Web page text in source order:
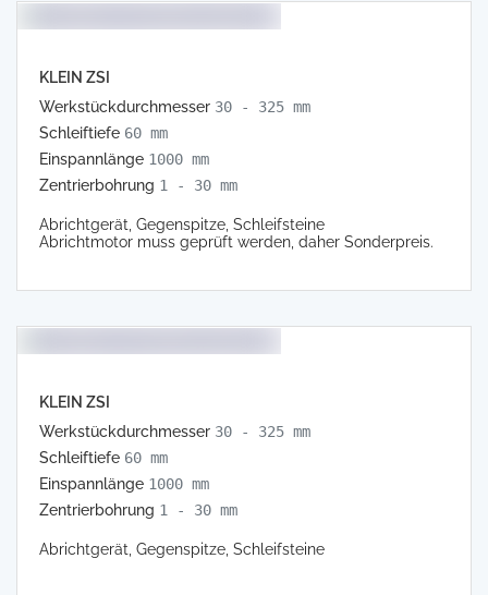
KLEIN ZSI
Werkstückdurchmesser 30 - 325 mm
Schleiftiefe 60 mm
Einspannlänge 1000 mm
Zentrierbohrung 1 - 30 mm
Abrichtgerät, Gegenspitze, Schleifsteine
Abrichtmotor muss geprüft werden, daher Sonderpreis.
KLEIN ZSI
Werkstückdurchmesser 30 - 325 mm
Schleiftiefe 60 mm
Einspannlänge 1000 mm
Zentrierbohrung 1 - 30 mm
Abrichtgerät, Gegenspitze, Schleifsteine